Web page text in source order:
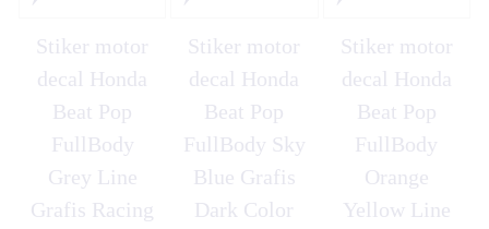
Stiker motor
decal Honda
Beat Pop
FullBody
Grey Line
Grafis Racing
Stiker motor
decal Honda
Beat Pop
FullBody Sky
Blue Grafis
Dark Color
Stiker motor
decal Honda
Beat Pop
FullBody
Orange
Yellow Line